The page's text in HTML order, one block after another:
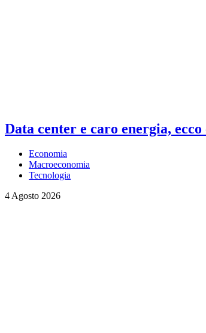
Data center e caro energia,
Economia
Macroeconomia
Tecnologia
4 Agosto 2026